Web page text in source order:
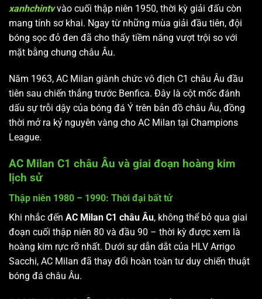
xanhchintv vào cuối thập niên 1950, thời kỳ giải đấu còn
mang tính sơ khai. Ngay từ những mùa giải đầu tiên, đội
bóng sọc đỏ đen đã cho thấy tiềm năng vượt trội so với
mặt bằng chung châu Âu.
Năm 1963, AC Milan giành chức vô địch C1 châu Âu đầu
tiên sau chiến thắng trước Benfica. Đây là cột mốc đánh
dấu sự trỗi dậy của bóng đá Ý trên bản đồ châu Âu, đồng
thời mở ra kỷ nguyên vàng cho AC Milan tại Champions
League.
AC Milan C1 châu Âu và giai đoạn hoàng kim
lịch sử
Thập niên 1980 – 1990: Thời đại bất tử
Khi nhắc đến AC Milan C1 châu Âu, không thể bỏ qua giai
đoạn cuối thập niên 80 và đầu 90 – thời kỳ được xem là
hoàng kim rực rỡ nhất. Dưới sự dẫn dắt của HLV Arrigo
Sacchi, AC Milan đã thay đổi hoàn toàn tư duy chiến thuật
bóng đá châu Âu.